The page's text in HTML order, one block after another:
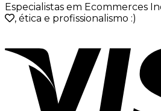
Especialistas em Ecommerces
, ética e profissionalismo :)